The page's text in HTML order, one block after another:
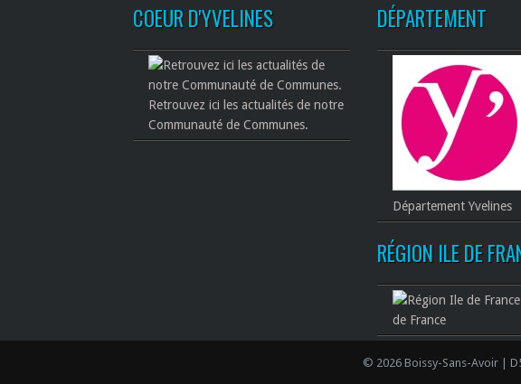
COEUR D'YVELINES
Retrouvez ici les actualités de notre
Communauté de Communes.
DÉPARTEMENT
Département Yvelines
RÉGION ILE DE
de France
© 2026 Boissy-Sans-Avoir |